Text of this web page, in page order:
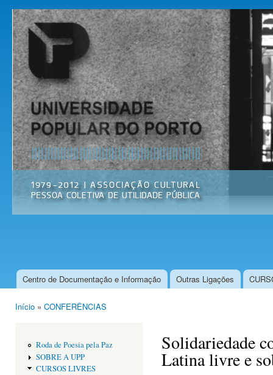
Universidade
Popular do
Porto
Associação
Cultural
Menu principal
Centro de Documentação e Informação Outras Ligações
Início » CONFERÊNCIAS
Roda de Poesia pela Paz
SOBRE A UPP
CURSOS LIVRES
Solidariedade
Latina livre e